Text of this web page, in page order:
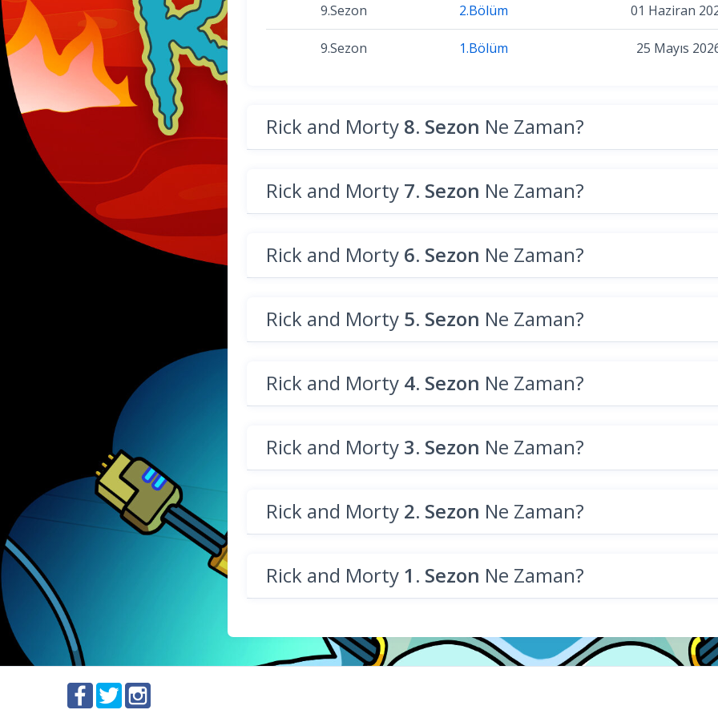
9.Sezon 2.Bölüm 01 Haziran
9.Sezon 1.Bölüm 25 Mayıs
Rick and Morty 8. Sezon Ne Zaman?
Rick and Morty 7. Sezon Ne Zaman?
Rick and Morty 6. Sezon Ne Zaman?
Rick and Morty 5. Sezon Ne Zaman?
Rick and Morty 4. Sezon Ne Zaman?
Rick and Morty 3. Sezon Ne Zaman?
Rick and Morty 2. Sezon Ne Zaman?
Rick and Morty 1. Sezon Ne Zaman?